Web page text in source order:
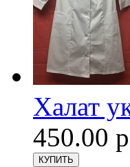
Халат
450.00